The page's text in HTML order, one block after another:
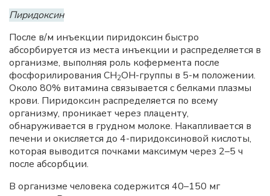
Пиридоксин
После в/м инъекции пиридоксин быстро
абсорбируется из места инъекции и распределяется в
организме, выполняя роль кофермента после
фосфорилирования CH2OH-группы в 5-м положении.
Около 80% витамина связывается с белками плазмы
крови. Пиридоксин распределяется по всему
организму, проникает через плаценту,
обнаруживается в грудном молоке. Накапливается в
печени и окисляется до 4-пиридоксиновой кислоты,
которая выводится почками максимум через 2–5 ч
после абсорбции.
В организме человека содержится 40–150 мг